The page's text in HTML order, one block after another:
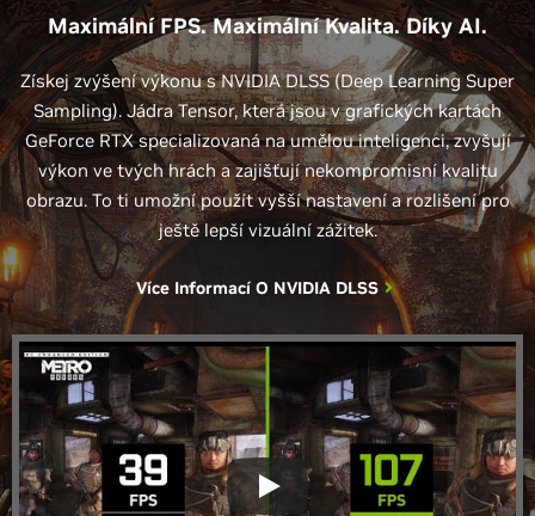
Maximální FPS. Maximální Kvalita. Díky AI.
Získej zvýšení výkonu s NVIDIA DLSS (Deep Learning Super
Sampling). Jádra Tensor, která jsou v grafických kartách
GeForce RTX specializovaná na umělou inteligenci, zvyšují
výkon ve tvých hrách a zajišťují nekompromisní kvalitu
obrazu. To ti umožní použít vyšší nastavení a rozlišení pro
ještě lepší vizuální zážitek.
Více Informací O NVIDIA DLSS